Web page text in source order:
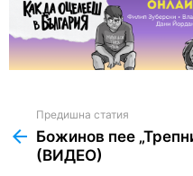
more
Предишна статия
Божинов пее
(ВИДЕО)